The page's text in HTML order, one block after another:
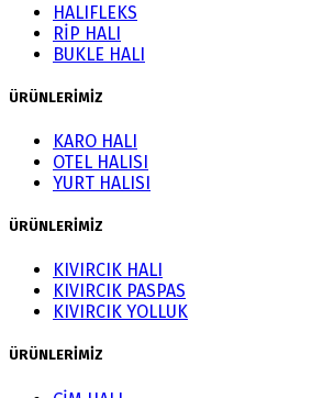
HALIFLEKS
RİP HALI
BUKLE HALI
ÜRÜNLERİMİZ
KARO HALI
OTEL HALISI
YURT HALISI
ÜRÜNLERİMİZ
KIVIRCIK HALI
KIVIRCIK PASPAS
KIVIRCIK YOLLUK
ÜRÜNLERİMİZ